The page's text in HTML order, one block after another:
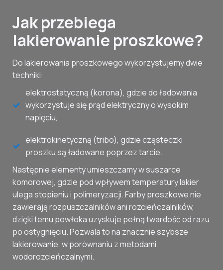
Jak przebiega
lakierowanie proszkowe?
Do lakierowania proszkowego wykorzystujemy dwie
techniki:
elektrostatyczną (korona), gdzie do ładowania
wykorzystuje się prąd elektryczny o wysokim
napięciu,
elektrokinetyczną (tribo), gdzie cząsteczki
proszku są ładowane poprzez tarcie.
Następnie elementy umieszczamy w suszarce
komorowej, gdzie pod wpływem temperatury lakier
ulega stopieniu i polimeryzacji. Farby proszkowe nie
zawierają rozpuszczalników ani rozcieńczalników,
dzięki temu powłoka uzyskuje pełną twardość od razu
po ostygnięciu. Pozwala to na znacznie szybsze
lakierowanie, w porównaniu z metodami
wodorozcieńczalnymi.